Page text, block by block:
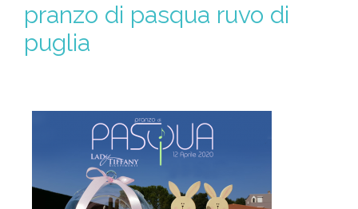
pranzo di pasqua ruvo di
puglia